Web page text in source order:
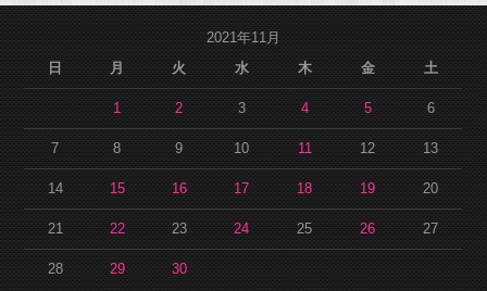
2021年11月
日
月 火 水 木 金 土
1 2 3 4 5 6
7 8 9 10 11 12 13
14 15 16 17 18 19 20
21 22 23 24 25 26 27
28 29 30